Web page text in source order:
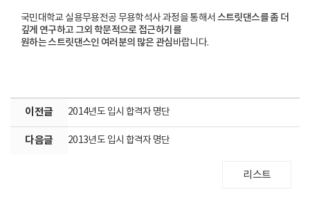
국민대학교 실용무용전공 무용학석사 과정을 통해서 스트릿댄스를 좀 더
깊게 연구하고 그외 학문적으로 접근하기를
원하는스트릿댄스인 여러분의 많은 관심바랍니다.
이전글 2014년도 입시 합격자 명단
다음글 2013년도 입시 합격자 명단
리스트